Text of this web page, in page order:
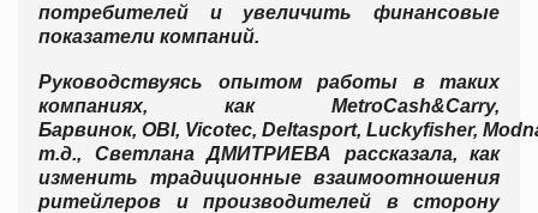
потребителей и увеличить финансовые
показатели компаний.
Руководствуясь опытом работы в таких
компаниях, как MetroCash&Carry,
Барвинок, OBI, Viсotec, Deltasport, Luckyfisher,
т.д., Светлана ДМИТРИЕВА рассказала, как
изменить традиционные взаимоотношения
ритейлеров и производителей в сторону